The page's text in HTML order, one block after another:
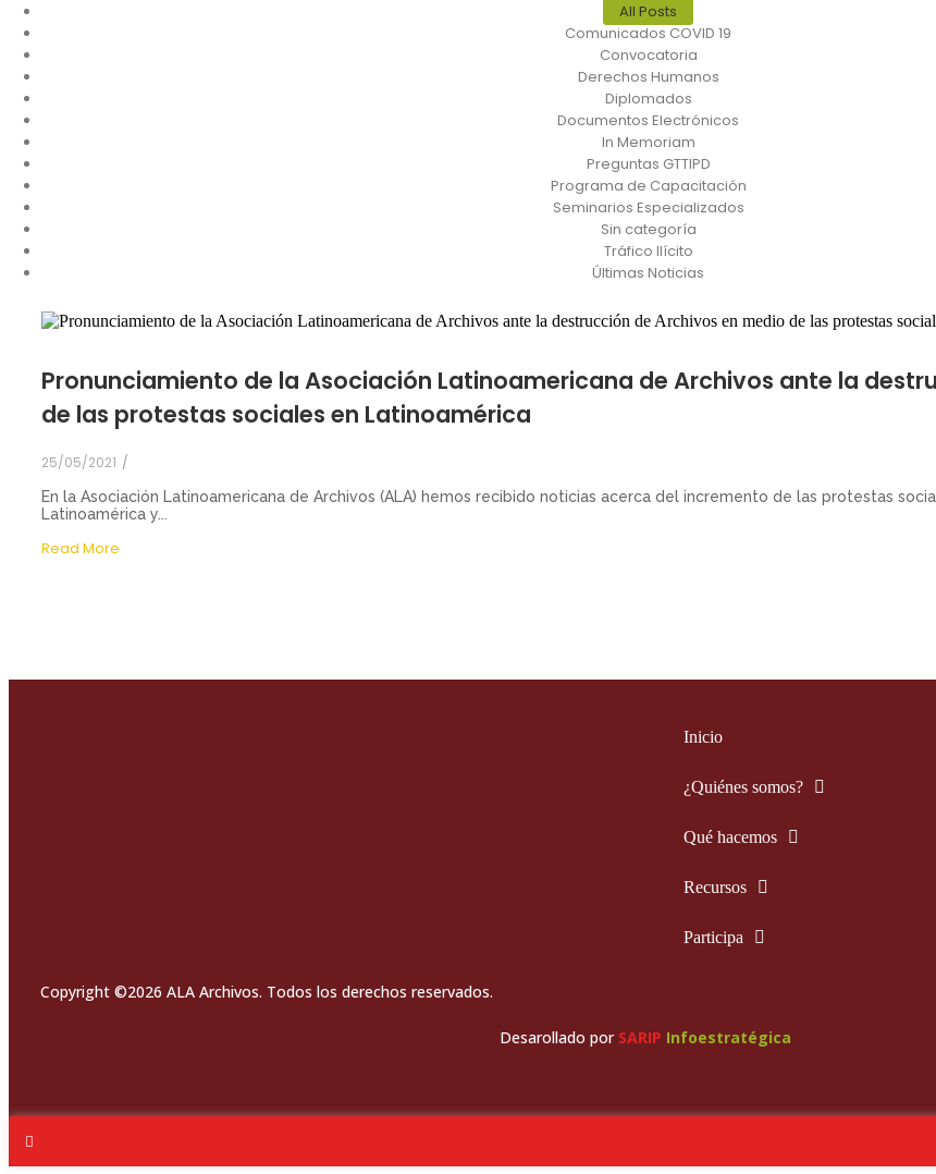
All Posts
Comunicados COVID 19
Convocatoria
Derechos Humanos
Diplomados
Documentos Electrónicos
In Memoriam
Preguntas GTTIPD
Programa de Capacitación
Seminarios Especializados
Sin categoría
Tráfico Ilícito
Últimas Noticias
Pronunciamiento de la Asociación Latinoamericana de Archivos ante la
de las protestas sociales en Latinoamérica
25/05/2021 /
En la Asociación Latinoamericana de Archivos (ALA) hemos recibido noticias acerca del incremento de las protestas
Latinoamérica y...
Read More
Inicio
¿Quiénes somos?
Qué hacemos
Recursos
Participa
Copyright ©2026 ALA Archivos. Todos los derechos reservados.
Desarollado por SARIP Infoestratégica